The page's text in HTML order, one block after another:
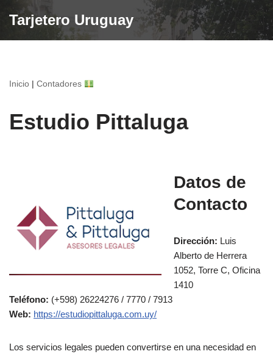
Tarjetero Uruguay
Inicio | Contadores
Estudio Pittaluga
Datos de
Contacto
Dirección: Luis
Alberto de Herrera
1052, Torre C, Oficina
1410
Teléfono: (+598) 26224276 / 7770 / 7913
Web: https://estudiopittaluga.com.uy/
Los servicios legales pueden convertirse en una necesidad en